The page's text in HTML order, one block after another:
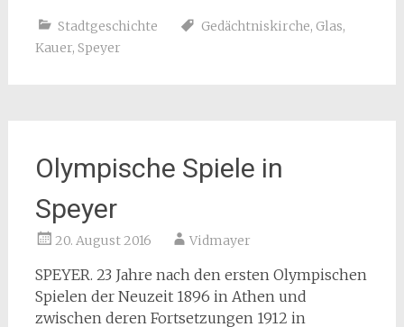
Stadtgeschichte Gedächtniskirche, Glas,
Kauer, Speyer
Olympische Spiele in
Speyer
20. August 2016 Vidmayer
SPEYER. 23 Jahre nach den ersten Olympischen
Spielen der Neuzeit 1896 in Athen und
zwischen deren Fortsetzungen 1912 in